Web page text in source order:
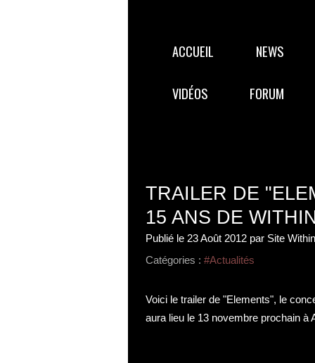
ACCUEIL NEWS
VIDÉOS FORUM
TRAILER DE
15 ANS DE
Publié le 23 Août 2012 par Site
Catégories : #Actualités
Voici le trailer de "Elements", le
aura lieu le 13 novembre prochain à